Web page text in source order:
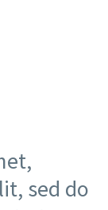
sed do